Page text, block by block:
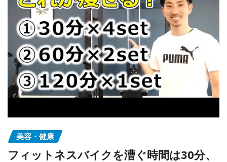
美容・健康
フィットネスバイクを漕ぐ時間は30分、